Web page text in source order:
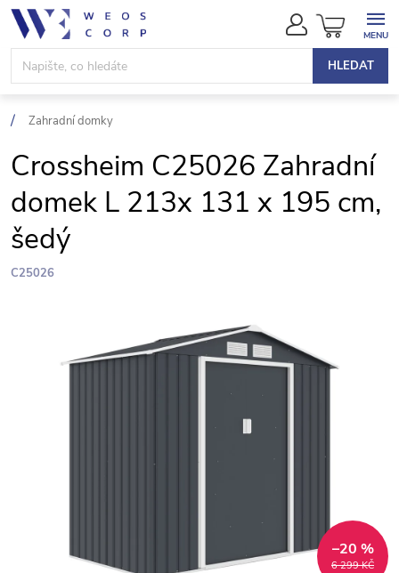
Přejít
obsah
HLEDAT
NÁKUPNÍ
KOŠÍK
Zahradní domky
Crossheim C25026 Zahradní
domek L 213x 131 x 195 cm,
šedý
C25026
6 299 KČ
–20 %